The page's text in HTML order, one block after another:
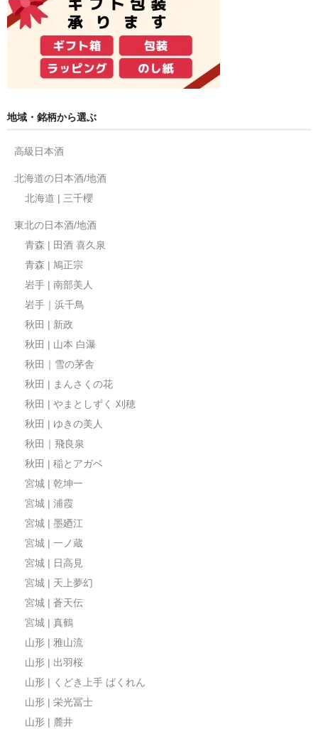
地域・銘柄から選ぶ
高級日本酒
北海道の日本酒/地酒
北海道 | 三千櫻
東北の日本酒/地酒
青森 | 田酒 喜久泉
青森 | 鳩正宗
岩手 | 南部美人
岩手｜浜千鳥
秋田 | 新政
秋田 | 山本 白瀑
秋田｜雪の茅舎
秋田 | まんさくの花
秋田 | やまとしずく 刈穂
秋田 | ゆきの美人
秋田｜飛良泉
秋田 | 稲とアガベ
宮城 | 乾坤一
宮城 | 浦霞
宮城 | 墨廼江
宮城 | 一ノ蔵
宮城 | 日高見
宮城 | 天上夢幻
宮城 | 蒼天伝
宮城 | 真鶴
山形 | 雅山流
山形 | 出羽桜
山形 | くどき上手 ばくれん
山形 | 栄光冨士
山形 | 麓井